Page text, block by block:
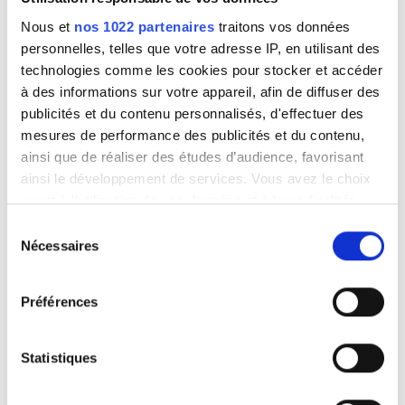
Nous et nos 1022 partenaires traitons vos données
personnelles, telles que votre adresse IP, en utilisant des
technologies comme les cookies pour stocker et accéder
à des informations sur votre appareil, afin de diffuser des
publicités et du contenu personnalisés, d'effectuer des
mesures de performance des publicités et du contenu,
ainsi que de réaliser des études d’audience, favorisant
ainsi le développement de services. Vous avez le choix
quant à l'utilisation de vos données et à leurs finalités.
tout moment en consultant la Déclaration relative aux
cookies ou en cliquant sur l'icône de confidentialité.
Si vous le permettez, nous aimerions également :
géographique qui peuvent être précises à plusieurs
Identifier votre appareil en l'analysant activement
Nécessaires
Préférences
Statistiques